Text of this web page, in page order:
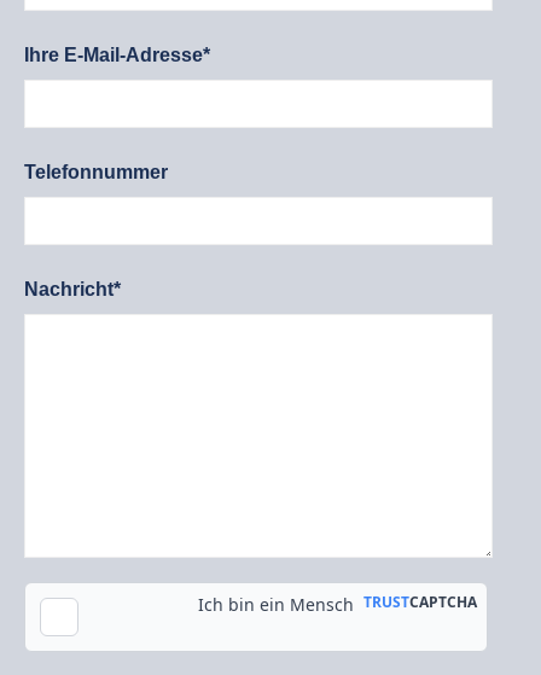
Ihre E-Mail-Adresse*
Telefonnummer
Nachricht*
Kopie an meine E-Mail-Adresse senden